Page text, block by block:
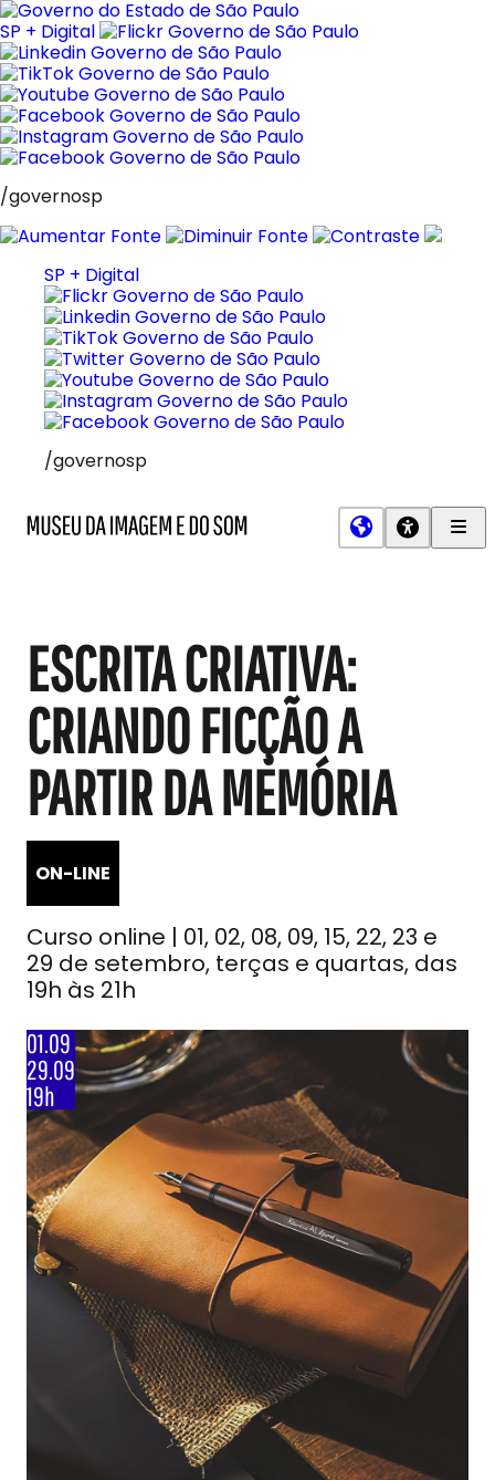
Pular
para
o
conteúdo
SP + Digital
/governosp
SP + Digital
/governosp
Som
ESCRITA CRIATIVA:
CRIANDO FICÇÃO A
PARTIR DA MEMÓRIA
ON-LINE
Curso online | 01, 02, 08, 09, 15, 22, 23 e
29 de setembro, terças e quartas, das
19h às 21h
01.09
29.09
19h